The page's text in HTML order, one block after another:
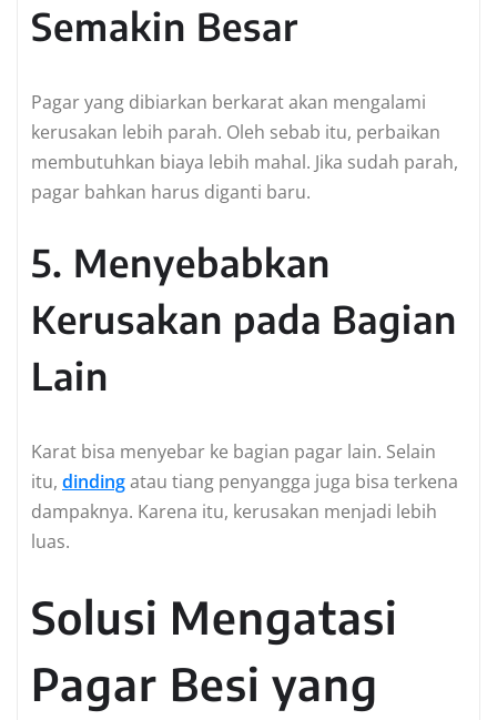
Semakin Besar
Pagar yang dibiarkan berkarat akan mengalami
kerusakan lebih parah. Oleh sebab itu, perbaikan
membutuhkan biaya lebih mahal. Jika sudah parah,
pagar bahkan harus diganti baru.
5. Menyebabkan
Kerusakan pada Bagian
Lain
Karat bisa menyebar ke bagian pagar lain. Selain
itu, dindingatau tiang penyangga juga bisa terkena
dampaknya. Karena itu, kerusakan menjadi lebih
luas.
Solusi Mengatasi
Pagar Besi yang